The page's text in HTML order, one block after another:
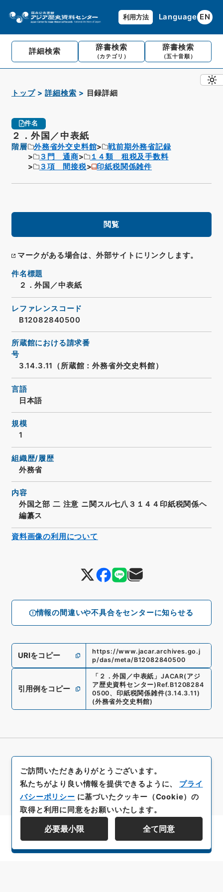
利用方法 Language EN
詳細検索 辞書検索
（カテゴリ）
辞書検索
（五十音順）
トップ 詳細検索 目録詳細
件名
２．外国／中表紙
階層 外務省外交史料館
戦前期外務省記録
３門 通商
１４類 租税及手数料
３項 間接税
印紙税関係雑件
閲覧
マークがある場合は、外部サイトにリンクします。
情報の間違いや不具合をセンターに知らせる
件名標題
２．外国／中表紙
レファレンスコード
B12082840500
所蔵館における請求番
号
3.14.3.11（所蔵館：外務省外交史料館）
言語
日本語
規模
1
組織歴/履歴
外務省
内容
外国之部 二 注意 ニ関スル七八３１４４印紙税関係ヘ
編纂ス
URIをコピー
https://www.jacar.archives.go.j
p/das/meta/B12082840500
引用例をコピー
「 ２．外国／中表紙 」 JACAR(アジ
ア歴史資料センター) Ref. B1208284
0500、 印紙税関係雑件(3.14.3.11)
(外務省外交史料館)
資料画像の利用について
資料群階層を表示する
ご訪問いただきありがとうございます。
私たちがより良い情報を提供できるように、 プライ
バシーポリシー に基づいたクッキー（Cookie）の
取得と利用に同意をお願いいたします。
必要最小限 全て同意